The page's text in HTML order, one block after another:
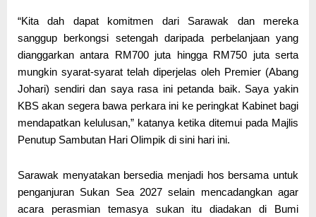
“Kita dah dapat komitmen dari Sarawak dan mereka
sanggup berkongsi setengah daripada perbelanjaan yang
dianggarkan antara RM700 juta hingga RM750 juta serta
mungkin syarat-syarat telah diperjelas oleh Premier (Abang
Johari) sendiri dan saya rasa ini petanda baik. Saya yakin
KBS akan segera bawa perkara ini ke peringkat Kabinet bagi
mendapatkan kelulusan,” katanya ketika ditemui pada Majlis
Penutup Sambutan Hari Olimpik di sini hari ini.
Sarawak menyatakan bersedia menjadi hos bersama untuk
penganjuran Sukan Sea 2027 selain mencadangkan agar
acara perasmian temasya sukan itu diadakan di Bumi